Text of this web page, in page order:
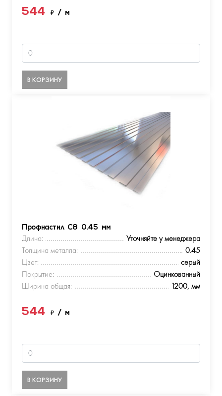
544 ₽ / м
В КОРЗИНУ
Профнастил С8 0.45 мм
Длина:
Уточняйте у менеджера
Толщина металла:
0.45
Цвет:
серый
Покрытие:
Оцинкованный
Ширина общая:
1200, мм
544 ₽ / м
В КОРЗИНУ